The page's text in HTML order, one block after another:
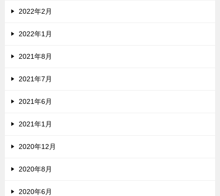
2022年2月
2022年1月
2021年8月
2021年7月
2021年6月
2021年1月
2020年12月
2020年8月
2020年6月